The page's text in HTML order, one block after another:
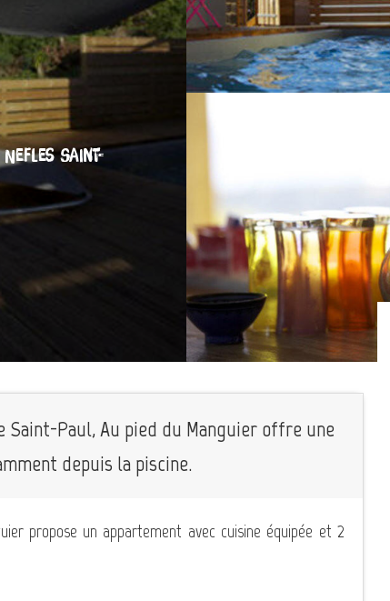
SAINT-
Paul, Au pied du Manguier offre une
depuis la piscine.
propose un appartement avec cuisine équipée et 2